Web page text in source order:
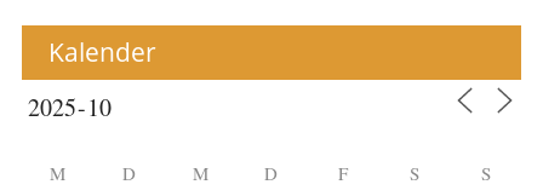
Kalender
M D M D F S S